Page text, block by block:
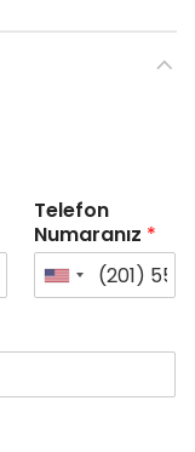
Telefon
Numaranız *